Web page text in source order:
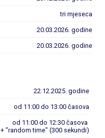
tri mjeseca
20.03.2026. godine
20.03.2026. godine
22.12.2025. godine
od 11:00 do 13:00 časova
od 11:00 do 12:30 časova
+ "random time" (300 sekundi)